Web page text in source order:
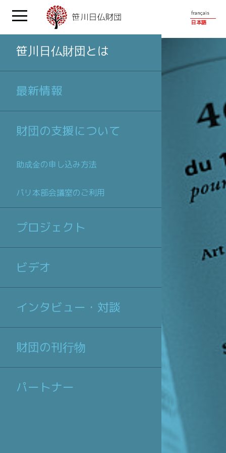
français
日本語
笹川日仏財団とは
最新情報
財団の支援について
助成金の申し込み方法
パリ本部会議室のご利用
プロジェクト
ビデオ
インタビュー・対談
財団の刊行物
パートナー
情報公開